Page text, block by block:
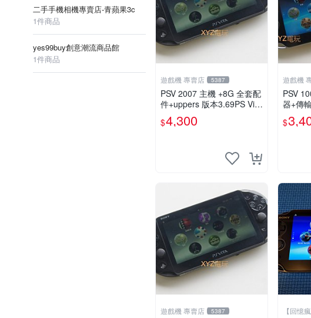
二手手機相機專賣店-青蘋果3c
1件商品
yes99buy創意潮流商品館
1件商品
遊戲機 專賣店 5387
PSV 2007 主機 +8G 全套配
件+uppers 版本3.69PS Vita
$4,300
遊戲機
PSV
器+傳
7 一年
$
遊戲機 專賣店 5387 【回憶瘋